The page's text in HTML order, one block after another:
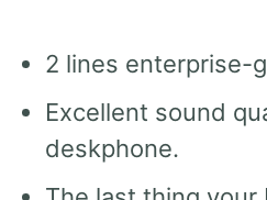
2 lines enterprise-
Excellent sound
deskphone.